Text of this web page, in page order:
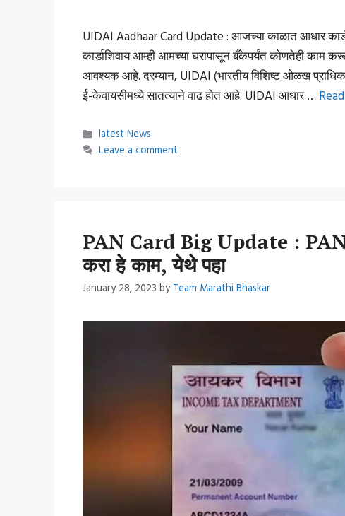
UIDAI Aadhaar Card Update : आजच्या काळात आधार
कार्डाशिवाय आम्ही आमच्या घरापासून बँकेपर्यंत कोणतेही
आवश्यक आहे. दरम्यान, UIDAI (भारतीय विशिष्ट ओळख
ई-केवायसीमध्ये सातत्याने वाढ होत आहे. UIDAI आधार …
Categories
latest News
Leave a comment
PAN Card Big Update : PAN
करा हे काम, येथे पहा
January 28, 2023byTeam Marathi Bhaskar